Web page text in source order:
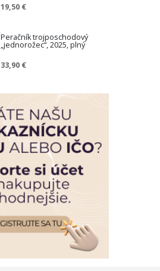
19,50 €
Peračník trojposchodový
„jednorožec“, 2025, plný
33,90 €